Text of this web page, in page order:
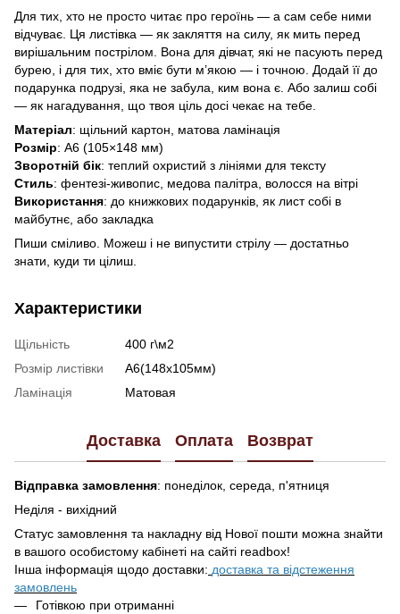
Для тих, хто не просто читає про героїнь — а сам себе ними
відчуває. Ця листівка — як закляття на силу, як мить перед
вирішальним пострілом. Вона для дівчат, які не пасують перед
бурею, і для тих, хто вміє бути м’якою — і точною. Додай її до
подарунка подрузі, яка не забула, ким вона є. Або залиш собі
— як нагадування, що твоя ціль досі чекає на тебе.
Матеріал: щільний картон, матова ламінація
Розмір: A6 (105×148 мм)
Зворотній бік: теплий охристий з лініями для тексту
Стиль: фентезі-живопис, медова палітра, волосся на вітрі
Використання: до книжкових подарунків, як лист собі в
майбутнє, або закладка
Пиши сміливо. Можеш і не випустити стрілу — достатньо
знати, куди ти цілиш.
Характеристики
Щільність
400 г\м2
Розмір листівки
А6(148х105мм)
Ламінація
Матовая
Доставка Оплата Возврат
Відправка замовлення: понеділок, середа, п'ятниця
Неділя - вихідний
Статус замовлення та накладну від Нової пошти можна знайти
в вашого особистому кабінеті на сайті readbox!
Інша інформація щодо доставки: доставка та відстеження
замовлень
Готівкою при отриманні